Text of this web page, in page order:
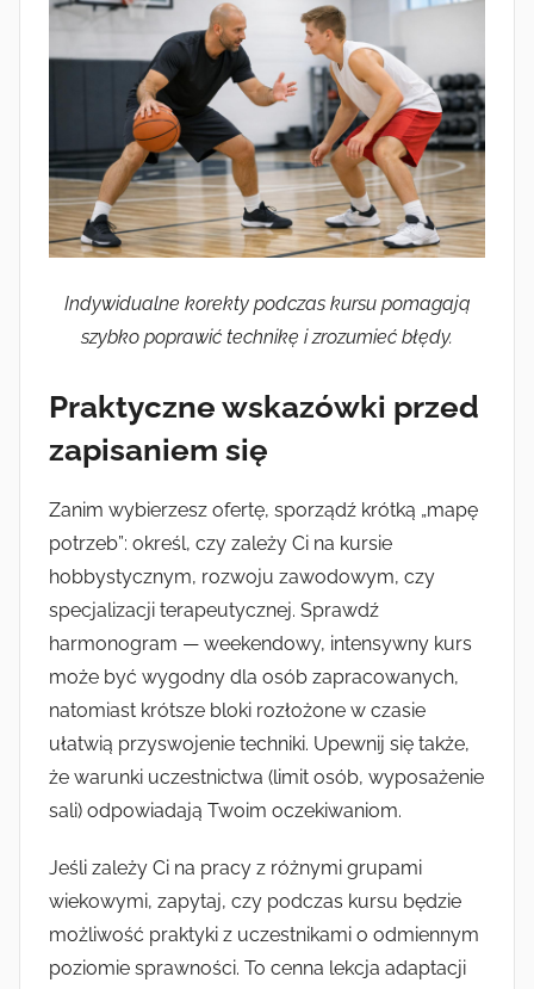
Indywidualne korekty podczas kursu pomagają
szybko poprawić technikę i zrozumieć błędy.
Praktyczne wskazówki przed
zapisaniem się
Zanim wybierzesz ofertę, sporządź krótką „mapę
potrzeb”: określ, czy zależy Ci na kursie
hobbystycznym, rozwoju zawodowym, czy
specjalizacji terapeutycznej. Sprawdź
harmonogram — weekendowy, intensywny kurs
może być wygodny dla osób zapracowanych,
natomiast krótsze bloki rozłożone w czasie
ułatwią przyswojenie techniki. Upewnij się także,
że warunki uczestnictwa (limit osób, wyposażenie
sali) odpowiadają Twoim oczekiwaniom.
Jeśli zależy Ci na pracy z różnymi grupami
wiekowymi, zapytaj, czy podczas kursu będzie
możliwość praktyki z uczestnikami o odmiennym
poziomie sprawności. To cenna lekcja adaptacji